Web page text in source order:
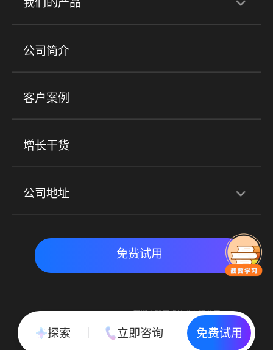
培训机构 职业技能培训 兴趣培训
金融行业
心理机构
实时私域带货 数字化运营
我们的产品
产品
小程序商城 ERP 企微SCRM
社群圈子
公司简介
客户案例
增长干货
公司地址
北京地址：北京市朝阳区朝外大街乙6号23层
免费试用
Copyright © 2015-2018 深圳小鹅网络技术有限公司
All Rights Reserved. 粤ICP备15020529号
粤公网安备 44030502002037号
探索 立即咨询 免费试用